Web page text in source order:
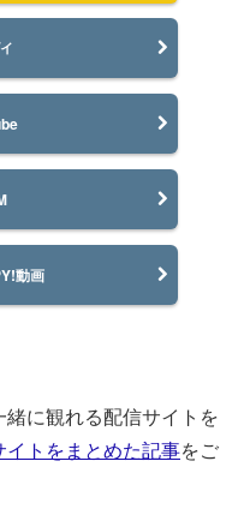
動画
に観れる配信サイトを
イトをまとめた記事をご